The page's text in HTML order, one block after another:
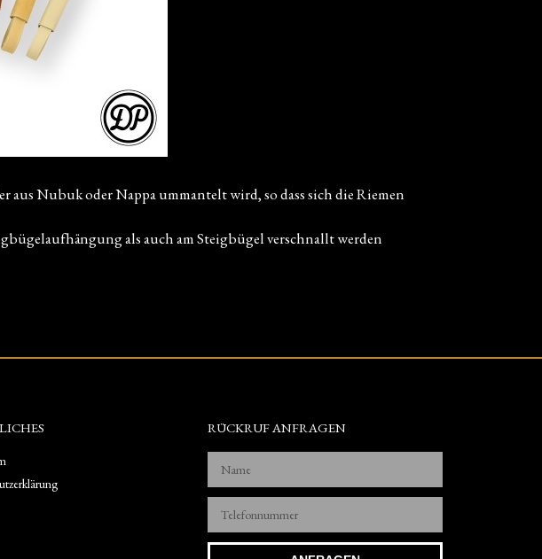
Nubuk oder Nappa ummantelt wird, so dass sich die Riemen
als auch am Steigbügel verschnallt werden
RÜCKRUF ANFRAGEN